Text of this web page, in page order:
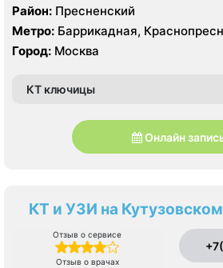
Район: Пресненский
Метро: Баррикадная,
года
Город: Москва
КТ ключицы
Онлайн
КТ и УЗИ на
Отзыв о сервисе
Отзыв о врачах